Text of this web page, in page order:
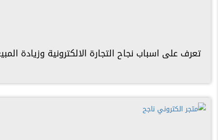
تعرف على اسباب نجاح التجارة الالكترونية وزيادة